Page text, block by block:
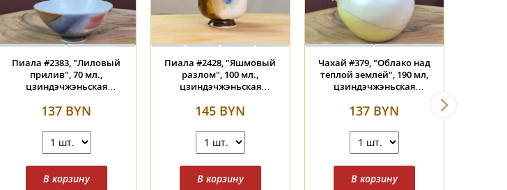
Пиала #2383, "Лиловый
прилив", 70 мл.,
цзиндэчжэньская
137 BYN
Пиала #2428, "Яшмовый
разлом", 100 мл.,
цзиндэчжэньская
145 BYN
Чахай #379, "Облако над
тёплой землёй", 190 мл,
цзиндэчжэньская
137 BYN